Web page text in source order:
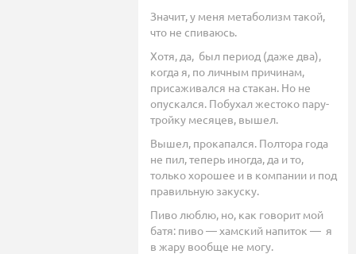
Значит, у меня метаболизм такой,
что не спиваюсь.
Хотя, да, был период (даже два),
когда я, по личным причинам,
присаживался на стакан. Но не
опускался. Побухал жестоко пару-
тройку месяцев, вышел.
Вышел, прокапался. Полтора года
не пил, теперь иногда, да и то,
только хорошее и в компании и под
правильную закуску.
Пиво люблю, но, как говорит мой
батя: пиво — хамский напиток — я
в жару вообще не могу.